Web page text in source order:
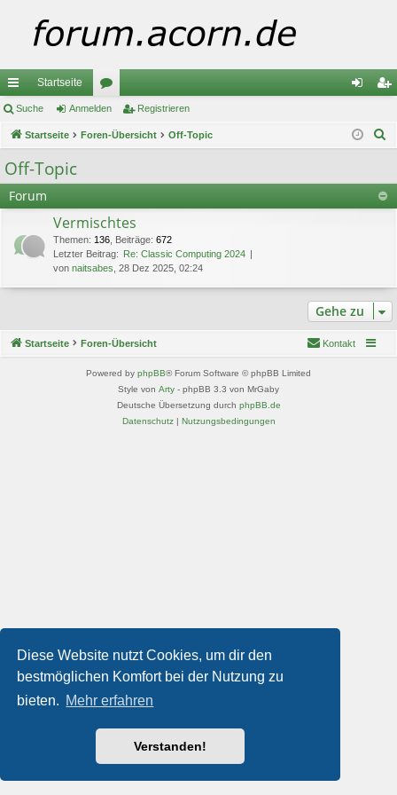
Diese Website nutzt Cookies, um dir den
bestmöglichen Komfort bei der Nutzung zu
bieten. Mehr erfahren
Verstanden!
ch
ne
llz
ug
Startseite
or
en m ist
re
Suche Anmelden Registrieren
Startseite Foren-Übersicht Off-Topic
e
Off-Topic
Forum
Vermischtes
Themen: 136 Beiträge: 672
Letzter Beitrag: Re: Classic Computing 2024
von naitsabes , 28 Dez 2025, 02:24
Gehe zu
Startseite Foren-Übersicht Kontakt
Powered by phpBB® Forum Software © phpBB Limited
Style von Arty - phpBB 3.3 von MrGaby
Deutsche Übersetzung durch phpBB.de
Datenschutz| Nutzungsbedingungen